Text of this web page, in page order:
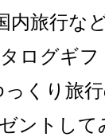
旅行など
ログギフ
くり旅
ントして